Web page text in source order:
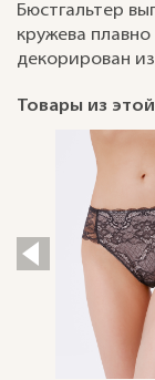
Бюстгальтер
кружева
декорирован
Товары из